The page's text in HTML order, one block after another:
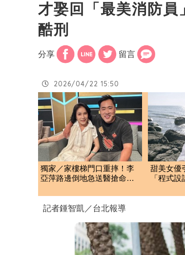
才娶回「最美消防
酷刑
分享 留言
2026/04/22 15:50
獨家／家樓梯門口重摔！李
亞萍路邊倒地急送醫搶命
甜美女優
「程式
記者鍾智凱／台北報導